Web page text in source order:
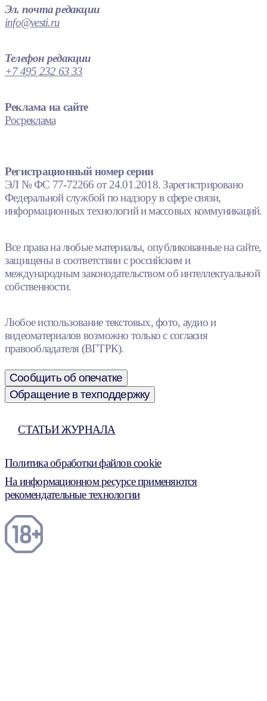
Эл. почта редакции
info@vesti.ru
Телефон редакции
+7 495 232 63 33
Реклама на сайте
Росреклама
Регистрационный номер серии
ЭЛ № ФС 77-72266 от 24.01.2018. Зарегистрировано
Федеральной службой по надзору в сфере связи,
информационных технологий и массовых коммуникаций.
Все права на любые материалы, опубликованные на сайте,
защищены в соответствии с российским и
международным законодательством об интеллектуальной
собственности.
Любое использование текстовых, фото, аудио и
видеоматериалов возможно только с согласия
правообладателя (ВГТРК).
Сообщить об опечатке
Обращение в техподдержку
СТАТЬИ ЖУРНАЛА
Политика обработки файлов cookie
На информационном ресурсе применяются
рекомендательные технологии